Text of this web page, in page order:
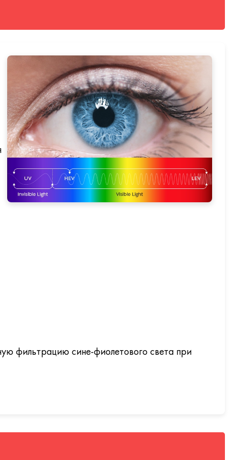
которых решает определенные задачи:
остаточным рефлексом.
фильтрацию сине-фиолетового света при